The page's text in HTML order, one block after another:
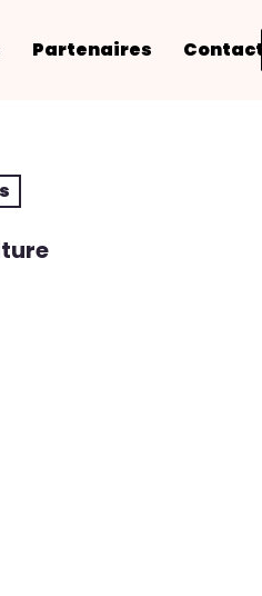
Partenaires Contact